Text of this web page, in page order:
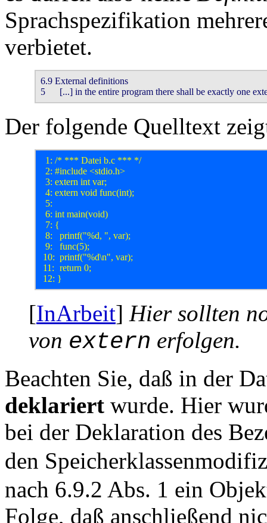
Sprachspezifikation
verbietet.
6.9 External definitions
5	[...] in the entire program there shall be exactly one
Der folgende Quelltext
  1: /* *** Datei b.c *** */
  2: #include <stdio.h>
  3: extern int var;
  4: extern void func(int);
  5:
  6: int main(void)
  7: {
  8: 	printf("%d, ", var);
  9: 	func(5);
10: 	printf("%d\n", var);
11: 	return 0;
[InArbeit] Hier sollten
von extern erfolgen.
Beachten Sie, daß in der
deklariert wurde. Hier
bei der Deklaration des
den
nach 6.9.2 Abs. 1 ein
Folge, daß anschließend